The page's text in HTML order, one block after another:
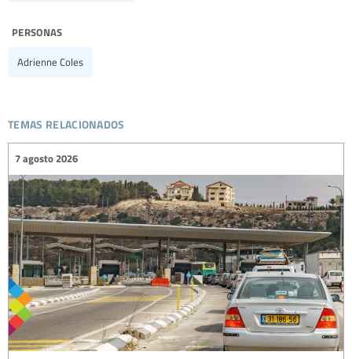
personas
Adrienne Coles
temas relacionados
7 agosto 2026